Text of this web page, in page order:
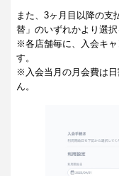
また、3ヶ月目以降の支
替」のいずれかより選択
※各店舗毎に、入会キャ
す。
※入会当月の月会費は
ん。